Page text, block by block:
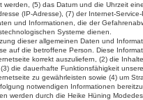
werden, (5) das Datum und die Uhrzeit
(IP-Adresse), (7) der Internet-
und Informationen, die der
Systeme dienen.
dieser allgemeinen Daten und
auf die betroffene Person. Diese
korrekt auszuliefern, (2) die
die dauerhafte Funktionsfähigkeit
zu gewährleisten sowie (4) um
notwendigen Informationen
werden durch die Heike Hüning